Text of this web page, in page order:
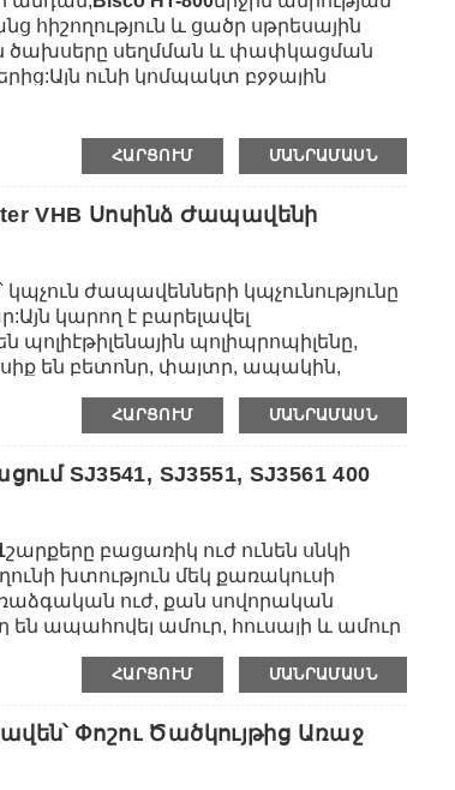
հիշողություն և ցածր սթրեսային
ծախսերը սեղմման և փափկացման
ունի կոմպակտ բջջային
է լամինացված լինել 3M ճնշման
468MP, 3M9448A, 3M9495LE և տարբեր
փրփուրը կարող է օգտագործվել
կլանման և թրթռման
բաղադրիչների
հավաքումը, LCD էկրանի
ՀԱՐՑՈՒՄ ՄԱՆՐԱՄԱՍՆ
VHB Սոսինձ Ժապավենի
ժապավենների կպչունությունը
կարող է բարելավել
պոլիէթիլենային պոլիպրոպիլենը,
են բետոնը, փայտը, ապակին,
Այն կարող է օգտագործվել նաև
համար: ավտոմոբիլային
ՀԱՐՑՈՒՄ ՄԱՆՐԱՄԱՍՆ
SJ3541, SJ3551, SJ3561 400
շարքերը բացառիկ ուժ ունեն սնկի
խտություն մեկ քառակուսի
ուժ, քան սովորական
ապահովել ամուր, հուսալի և ամուր
հետ՝ տարբեր ուժային
սոսինձով, մինչդեռ SJ3561-ը
է տարբեր հիմքերի հետ՝ ներառյալ
են ակրիլները,
ՀԱՐՑՈՒՄ ՄԱՆՐԱՄԱՍՆ
Փոշու Ծածկույթից Առաջ